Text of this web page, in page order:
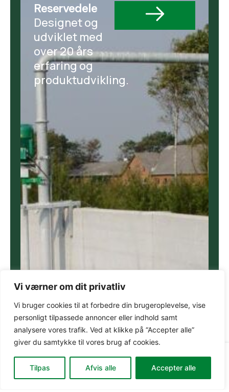
Vi værner om dit privatliv
Vi bruger cookies til at forbedre din brugeroplevelse, vise
personligt tilpassede annoncer eller indhold samt
analysere vores trafik. Ved at klikke på “Accepter alle”
giver du samtykke til vores brug af cookies.
Tilpas Afvis alle Accepter alle
Reservedele
Designet og
udviklet med
over 20 års
erfaring og
produktudvikling.
Din
kurv:
0,00kr. 0
Gå til kassen